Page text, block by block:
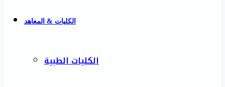
الكليات & المعاهد
الكليات الطبية